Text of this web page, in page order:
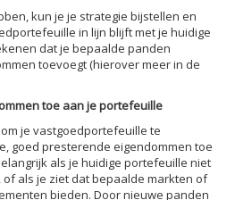
kun je je strategie bijstellen en
in lijn blijft met je huidige
dat je bepaalde panden
toevoegt (hierover meer in de
toe aan je portefeuille
je vastgoedportefeuille te
goed presterende eigendommen toe
als je huidige portefeuille niet
als je ziet dat bepaalde markten of
bieden. Door nieuwe panden